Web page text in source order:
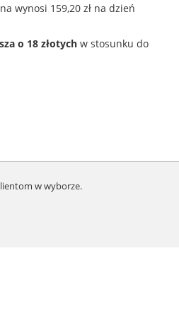
wynosi 159,20 zł na dzień
o 18 złotych w stosunku do
w wyborze.